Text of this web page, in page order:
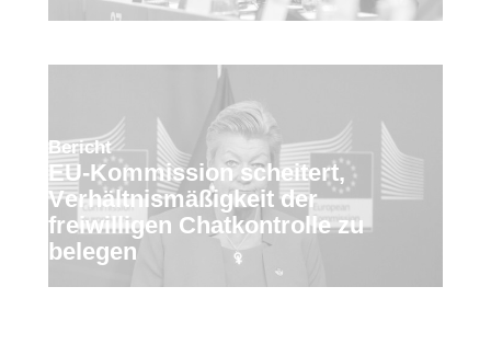
Bericht
EU-Kommission scheitert,
Verhältnismäßigkeit der
freiwilligen Chatkontrolle zu
belegen